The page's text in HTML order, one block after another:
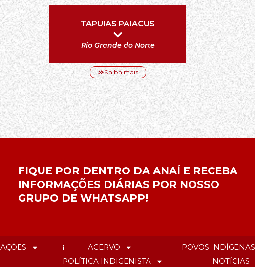
TAPUIAS PAIACUS
Rio Grande do Norte
Saiba mais
FIQUE POR DENTRO DA ANAÍ E RECEBA
INFORMAÇÕES DIÁRIAS POR NOSSO
GRUPO DE WHATSAPP!
AÇÕES ACERVO POVOS INDÍGENAS
POLÍTICA INDIGENISTA
NOTÍCIAS